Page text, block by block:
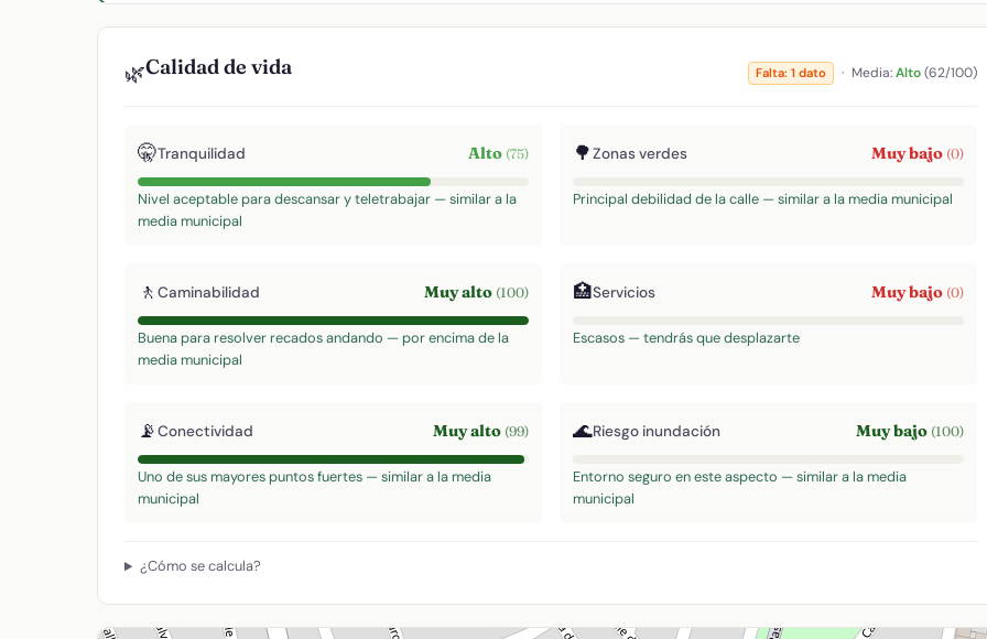
🌿Calidad de vida Falta: 1 dato · Media:Alto(62/100)
🤫Tranquilidad Alto (75)
Nivel aceptable para descansar y teletrabajar — similar a la
media municipal
🌳Zonas verdes Muy bajo (0)
Principal debilidad de la calle — similar a la media municipal
🚶 Caminabilidad Muy alto (100)
Buena para resolver recados andando — por encima de la
media municipal
🏥Servicios Muy bajo (0)
Escasos — tendrás que desplazarte
📡Conectividad Muy alto (99)
Uno de sus mayores puntos fuertes — similar a la media
municipal
🌊Riesgo inundación Muy bajo (100)
Entorno seguro en este aspecto — similar a la media
municipal
¿Cómo se calcula?